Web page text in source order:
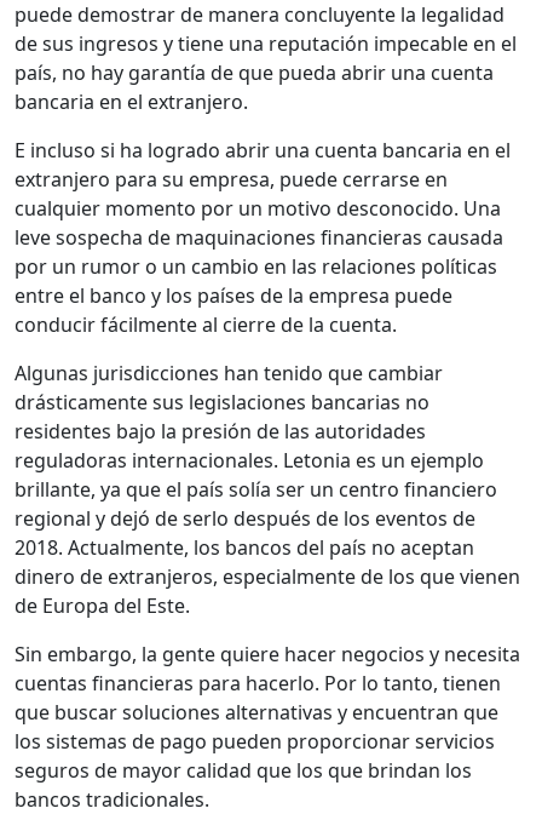
puede demostrar de manera concluyente la legalidad
de sus ingresos y tiene una reputación impecable en el
país, no hay garantía de que pueda abrir una cuenta
bancaria en el extranjero.
E incluso si ha logrado abrir una cuenta bancaria en el
extranjero para su empresa, puede cerrarse en
cualquier momento por un motivo desconocido. Una
leve sospecha de maquinaciones financieras causada
por un rumor o un cambio en las relaciones políticas
entre el banco y los países de la empresa puede
conducir fácilmente al cierre de la cuenta.
Algunas jurisdicciones han tenido que cambiar
drásticamente sus legislaciones bancarias no
residentes bajo la presión de las autoridades
reguladoras internacionales. Letonia es un ejemplo
brillante, ya que el país solía ser un centro financiero
regional y dejó de serlo después de los eventos de
2018. Actualmente, los bancos del país no aceptan
dinero de extranjeros, especialmente de los que vienen
de Europa del Este.
Sin embargo, la gente quiere hacer negocios y necesita
cuentas financieras para hacerlo. Por lo tanto, tienen
que buscar soluciones alternativas y encuentran que
los sistemas de pago pueden proporcionar servicios
seguros de mayor calidad que los que brindan los
bancos tradicionales.